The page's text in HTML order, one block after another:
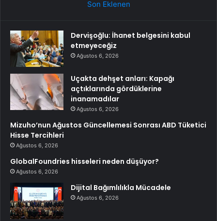
Son Eklenen
Dervişoğlu: İhanet belgesini kabul
etmeyeceğiz
Ağustos 6, 2026
Uçakta dehşet anları: Kapağı
açtıklarında gördüklerine
inanamadılar
Ağustos 6, 2026
Mizuho’nun Ağustos Güncellemesi Sonrası ABD Tüketici
Hisse Tercihleri
Ağustos 6, 2026
GlobalFoundries hisseleri neden düşüyor?
Ağustos 6, 2026
Dijital Bağımlılıkla Mücadele
Ağustos 6, 2026